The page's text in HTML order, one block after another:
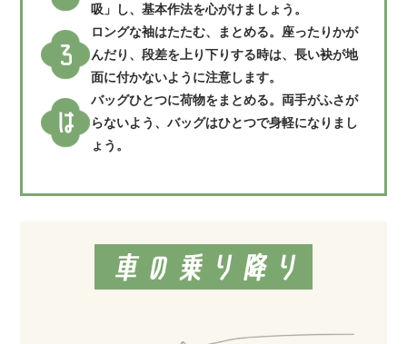
吸」し、基本作法を心がけましょう。
ロングな袖はたたむ、まとめる。座ったりかが
んだり、段差を上り下りする時は、長い袂が地
面に付かないように注意します。
バッグひとつに荷物をまとめる。両手がふさが
らないよう、バッグはひとつで身軽になりまし
ょう。